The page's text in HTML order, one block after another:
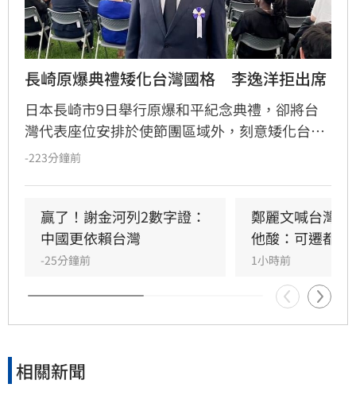
長崎原爆典禮矮化台灣國格　李逸洋拒出席
日本長崎市9日舉行原爆和平紀念典禮，卻將台
灣代表座位安排於使節團區域外，刻意矮化台灣
國格。駐日代表李逸洋對此表達強烈抗議與遺
法律戰的工具。他強調台灣長期熱愛和平，且台
日經貿與民間交流深厚，長崎市政府的親中舉動
背離兩國友好初衷。台灣雖曾透過外交途徑爭取
公平待遇，但對方執意矮化，我方因此決定降低
出席層級。李逸洋嚴正聲明，台灣是主權獨立國
家，與中國互不隸屬，對於長崎市政府屈從中國
與譴責，並呼籲各界正視台灣在區域和平與全球
-223分鐘前
贏了！謝金河列2數字證：
中國更依賴台灣
-25分鐘前
鄭麗文喊台灣
他酸：可遷都重
1小時前
相關新聞